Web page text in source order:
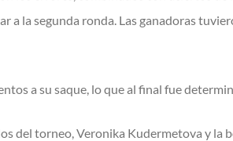
a la segunda ronda. Las ganadoras
a su saque, lo que al final fue
del torneo, Veronika Kudermetova y la